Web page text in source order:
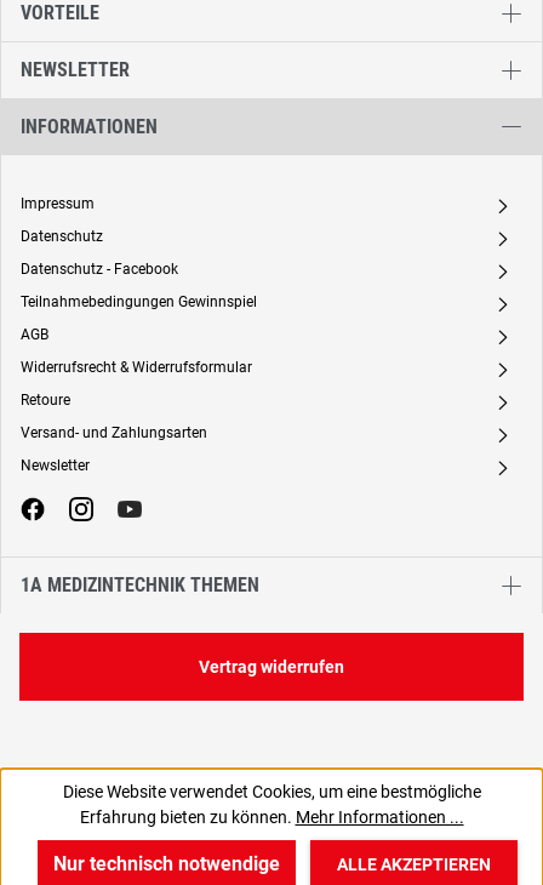
4,13 €
VORTEILE
NEWSLETTER
INFORMATIONEN
Impressum A
Datenschutz A
Datenschutz - Facebook A
Teilnahmebedingungen Gewinnspiel A
AGB A
Widerrufsrecht & Widerrufsformular A
Retoure A
Versand- und Zahlungsarten A
Newsletter A
1A MEDIZINTECHNIK THEMEN
Vertrag widerrufen
Diese Website verwendet Cookies, um eine bestmögliche
Erfahrung bieten zu können. Mehr Informationen ...
Nur technisch notwendige ALLE AKZEPTIEREN